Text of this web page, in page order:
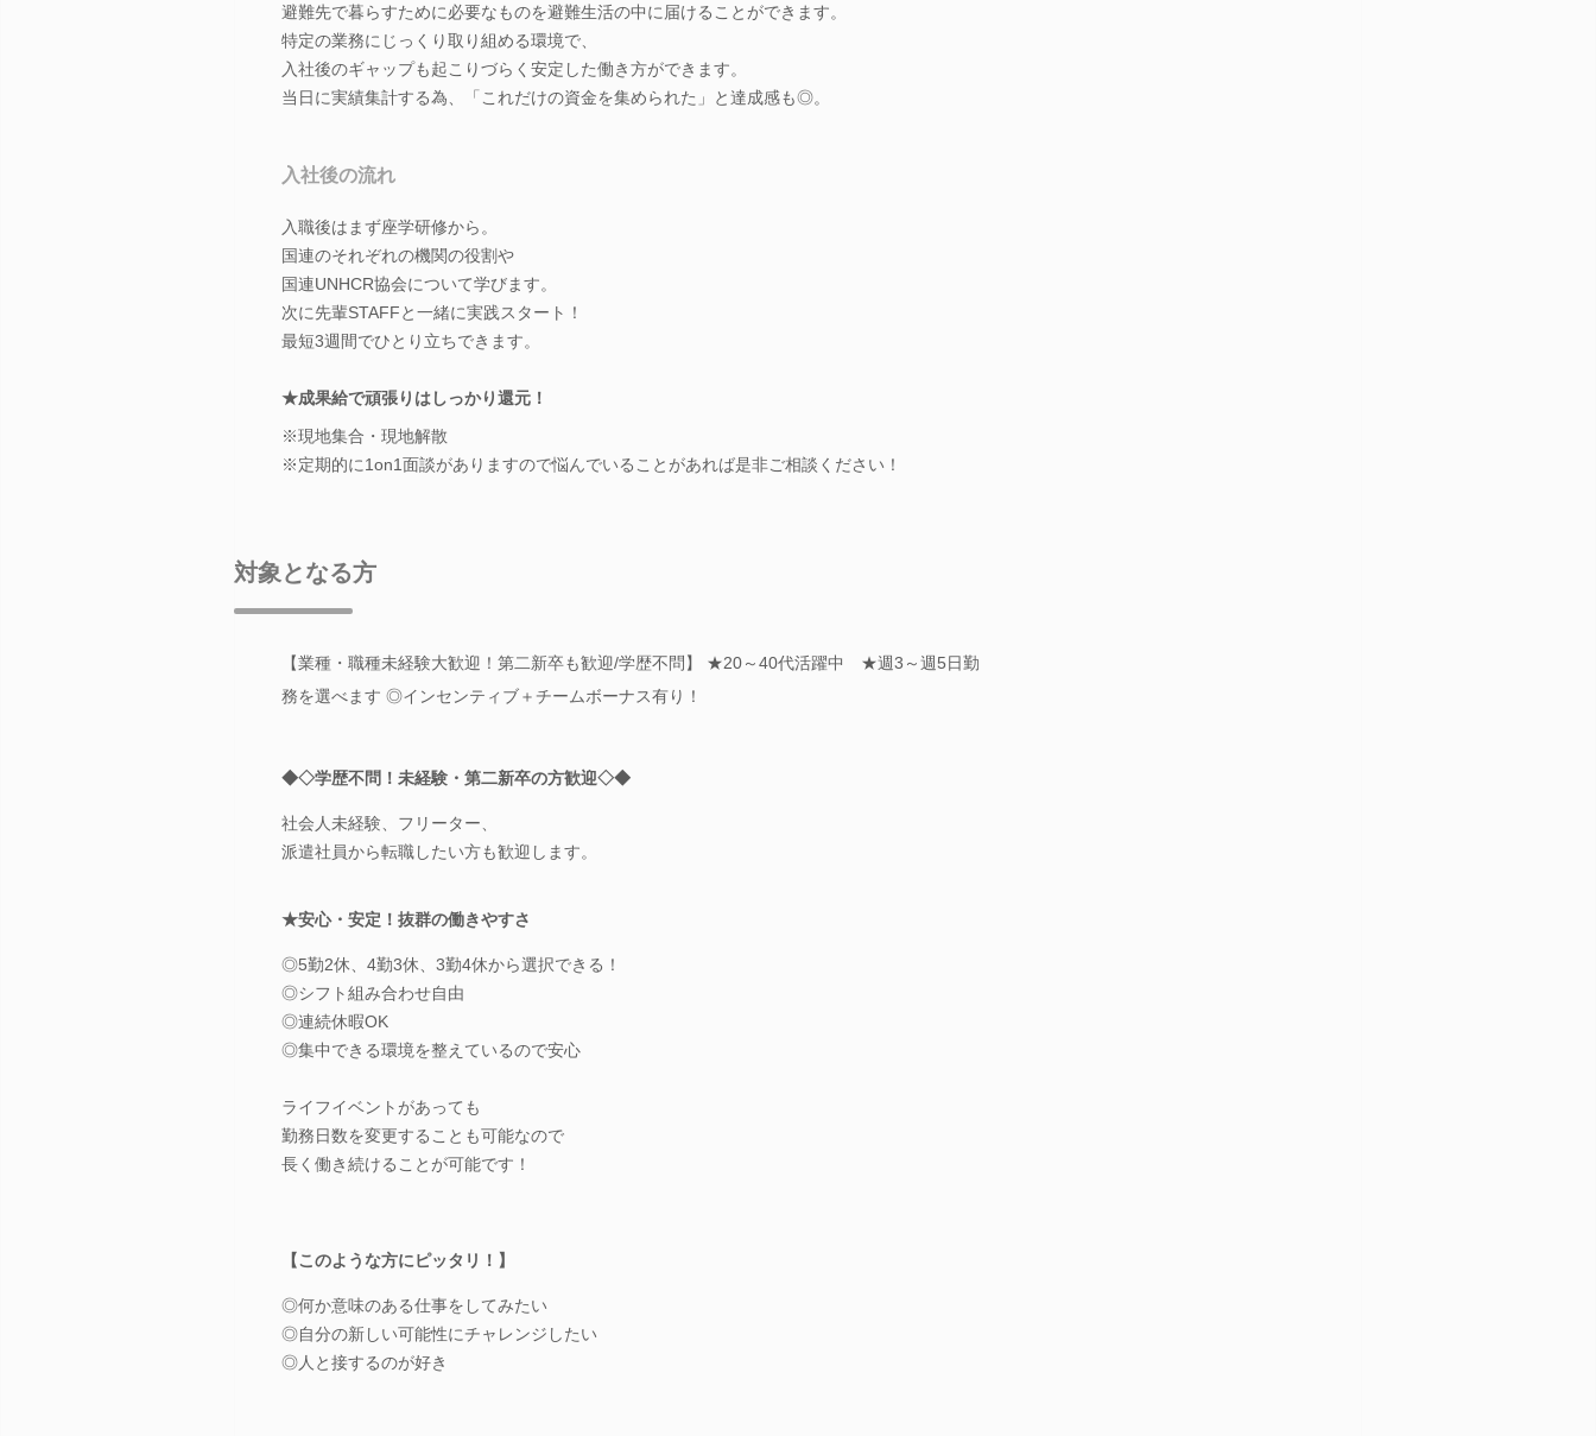
避難先で暮らすために必要なものを避難生活の中に届けることができます。
特定の業務にじっくり取り組める環境で、
入社後のギャップも起こりづらく安定した働き方ができます。
当日に実績集計する為、「これだけの資金を集められた」と達成感も◎。
入社後の流れ
入職後はまず座学研修から。
国連のそれぞれの機関の役割や
国連UNHCR協会について学びます。
次に先輩STAFFと一緒に実践スタート！
最短3週間でひとり立ちできます。
★成果給で頑張りはしっかり還元！
※現地集合・現地解散
※定期的に1on1面談がありますので悩んでいることがあれば是非ご相談ください！
対象となる方
【業種・職種未経験大歓迎！第二新卒も歓迎/学歴不問】 ★20～40代活躍中 ★週3～週5日勤
務を選べます ◎インセンティブ＋チームボーナス有り！
◆◇学歴不問！未経験・第二新卒の方歓迎◇◆
社会人未経験、フリーター、
派遣社員から転職したい方も歓迎します。
★安心・安定！抜群の働きやすさ
◎5勤2休、4勤3休、3勤4休から選択できる！
◎シフト組み合わせ自由
◎連続休暇OK
◎集中できる環境を整えているので安心
ライフイベントがあっても
勤務日数を変更することも可能なので
長く働き続けることが可能です！
【このような方にピッタリ！】
◎何か意味のある仕事をしてみたい
◎自分の新しい可能性にチャレンジしたい
◎人と接するのが好き